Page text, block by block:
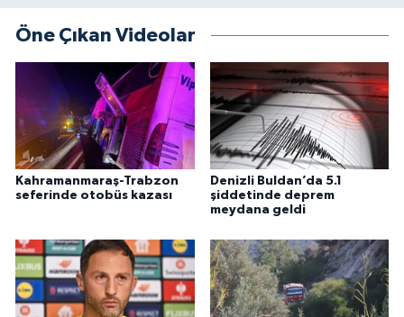
Öne Çıkan Videolar
Kahramanmaraş-Trabzon
seferinde otobüs kazası
Denizli Buldan’da 5.1
şiddetinde deprem
meydana geldi